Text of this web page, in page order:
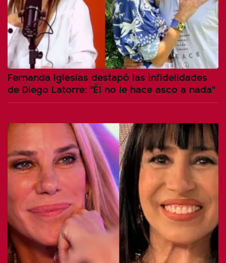
Fernanda Iglesias destapó las infidelidades
de Diego Latorre: "Él no le hace asco a nada"